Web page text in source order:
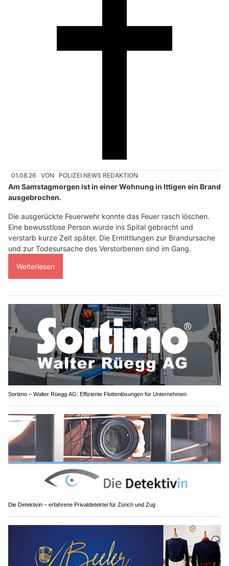
01.08.26 VON POLIZEI.NEWS REDAKTION
Am Samstagmorgen ist in einer Wohnung in Ittigen ein Brand
ausgebrochen.
Die ausgerückte Feuerwehr konnte das Feuer rasch löschen.
Eine bewusstlose Person wurde ins Spital gebracht und
verstarb kurze Zeit später. Die Ermittlungen zur Brandursache
und zur Todesursache des Verstorbenen sind im Gang.
Weiterlesen
Sortimo – Walter Rüegg AG: Effiziente Flottenlösungen für Unternehmen
Die Detektivin – erfahrene Privatdetektei für Zürich und Zug